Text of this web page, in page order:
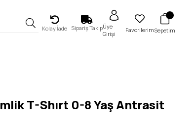
Kolay İade Sipariş TakipÜye
Girişi
FavorilerimSepetim
T-Shırt 0-8 Yaş Antrasit